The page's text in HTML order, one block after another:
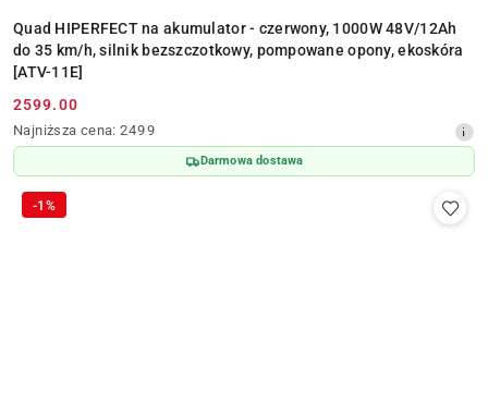
Quad HIPERFECT na akumulator - czerwony, 1000W 48V/12Ah
do 35 km/h, silnik bezszczotkowy, pompowane opony, ekoskóra
[ATV-11E]
Cena
promocyjna:
2599.00
Najniższa
cena
z
Najniższa cena: 2499
Darmowa dostawa
-1%